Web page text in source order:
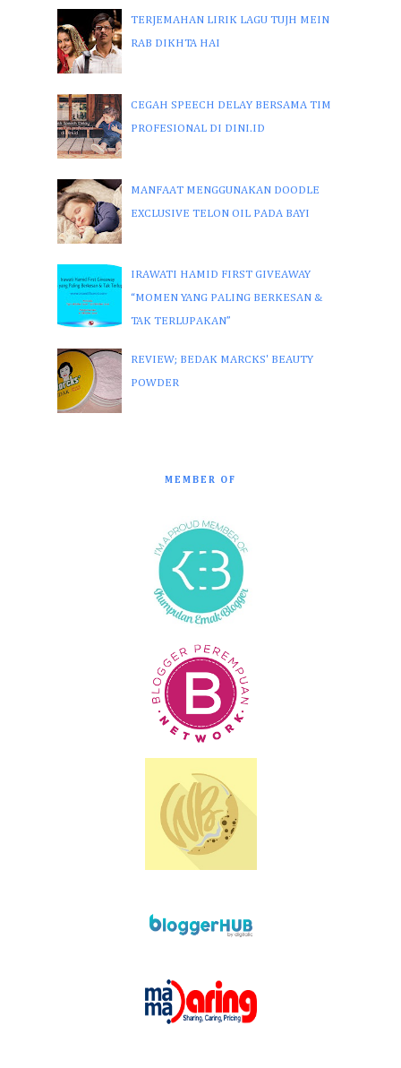
TERJEMAHAN LIRIK LAGU TUJH MEIN
RAB DIKHTA HAI
CEGAH SPEECH DELAY BERSAMA TIM
PROFESIONAL DI DINI.ID
MANFAAT MENGGUNAKAN DOODLE
EXCLUSIVE TELON OIL PADA BAYI
IRAWATI HAMID FIRST GIVEAWAY
“MOMEN YANG PALING BERKESAN &
TAK TERLUPAKAN”
REVIEW; BEDAK MARCKS' BEAUTY
POWDER
MEMBER OF